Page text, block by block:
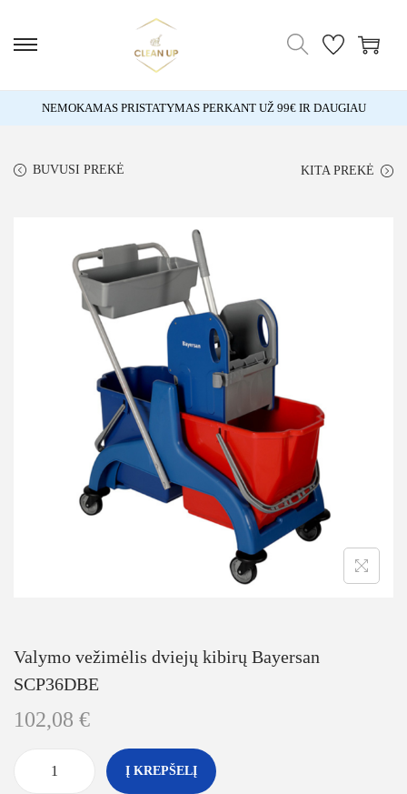
NEMOKAMAS PRISTATYMAS PERKANT UŽ 99€ IR DAUGIAU
BUVUSI PREKĖ KITA PREKĖ
Valymo vežimėlis dviejų kibirų Bayersan
SCP36DBE
102,08 €
Į KREPŠELĮ